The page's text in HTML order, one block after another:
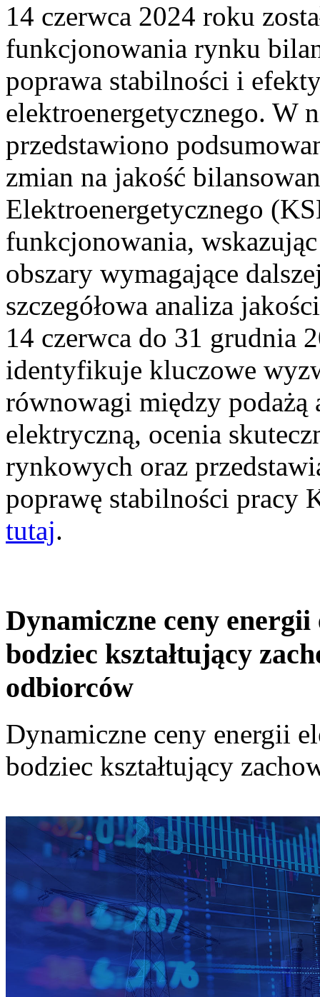
14 czerwca 2024 roku
funkcjonowania rynku
poprawa stabilności i
elektroenergetycznego. W
przedstawiono
zmian na jakość
Elektroenergetycznego
funkcjonowania,
obszary wymagające
szczegółowa analiza
14 czerwca do 31 grudnia
identyfikuje kluczowe
równowagi między podażą
elektryczną, ocenia
rynkowych oraz
poprawę stabilności pracy
tutaj.
Dynamiczne ceny
bodziec kształtujący
odbiorców
Dynamiczne ceny energii
bodziec kształtujący